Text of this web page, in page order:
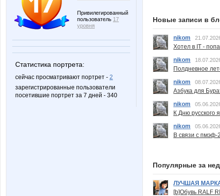
Привилегированный
пользователь 17
уровня
Статистика портрета:
сейчас просматривают портрет - 2
зарегистрированные пользователи
посетившие портрет за 7 дней - 340
Новые записи в
nikom
Хотел в IT -
nikom
Полдневное
nikom
Азбука для
nikom
К Дню русского
nikom
В связи с пмэф-
Популярные за
ЛУЧШАЯ
[b]Обувь RALF